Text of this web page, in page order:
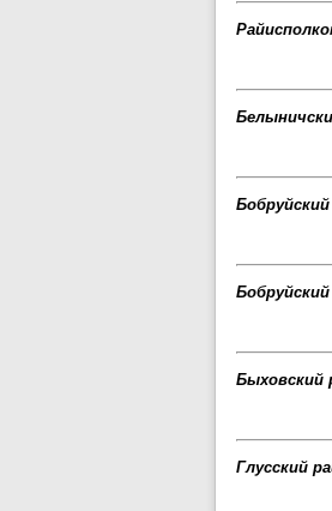
Быховский
Глусский